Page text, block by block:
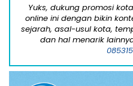
Yuks, dukung promosi
online ini dengan bikin
sejarah, asal-usul kota,
dan hal menarik